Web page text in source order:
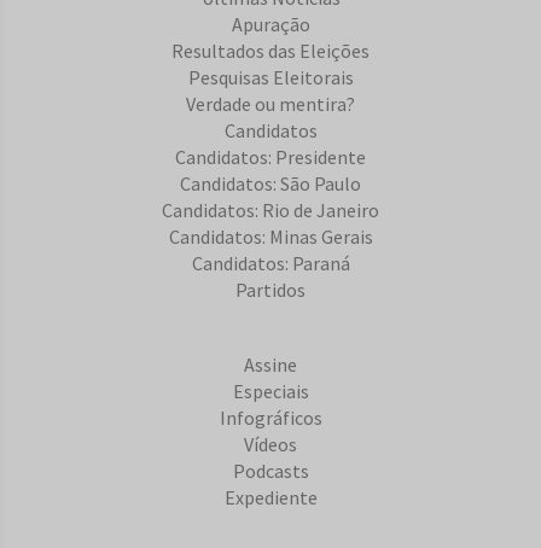
Apuração
Resultados das Eleições
Pesquisas Eleitorais
Verdade ou mentira?
Candidatos
Candidatos: Presidente
Candidatos: São Paulo
Candidatos: Rio de Janeiro
Candidatos: Minas Gerais
Candidatos: Paraná
Partidos
Assine
Especiais
Infográficos
Vídeos
Podcasts
Expediente